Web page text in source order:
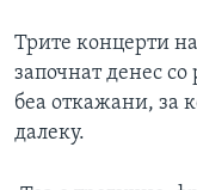
Трите концерти
започнат денес
беа откажани, за
далеку.